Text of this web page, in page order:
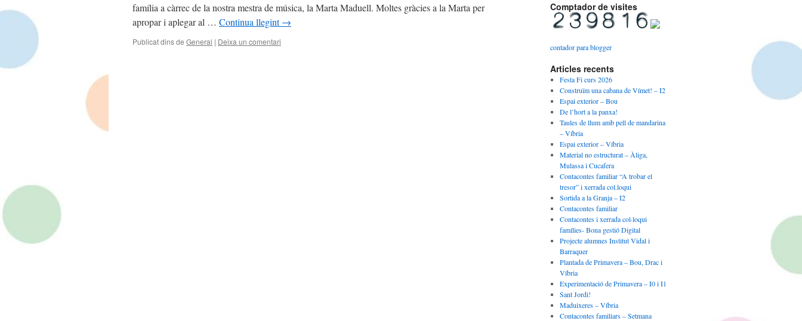
família a càrrec de la nostra mestra de música, la Marta Maduell. Moltes gràcies a la Marta per
apropar i aplegar al … Continua llegint→
Publicat dins de General | Deixa un comentari
Comptador de visites
contador para blogger
Articles recents
Festa Fi curs 2026
Construïm una cabana de Vímet! – I2
Espai exterior – Bou
De l’hort a la panxa!
Taules de llum amb pell de mandarina
– Víbria
Espai exterior – Víbria
Material no estructurat – Àliga,
Mulassa i Cucafera
Contacontes familiar “A trobar el
tresor” i xerrada col.loqui
Sortida a la Granja – I2
Contacontes familiar
Contacontes i xerrada col·loqui
famílies- Bona gestió Digital
Projecte alumnes Institut Vidal i
Barraquer
Plantada de Primavera – Bou, Drac i
Víbria
Experimentació de Primavera – I0 i I1
Sant Jordi!
Maduixeres – Víbria
Contacontes familiars – Setmana